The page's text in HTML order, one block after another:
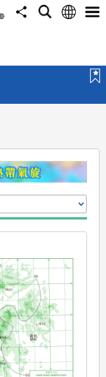
分
搜
語
選